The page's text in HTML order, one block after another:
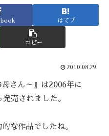
はてブ
コピー
2010.08.29
母さん～』は2006年に
売されました。
な作品でしたね。